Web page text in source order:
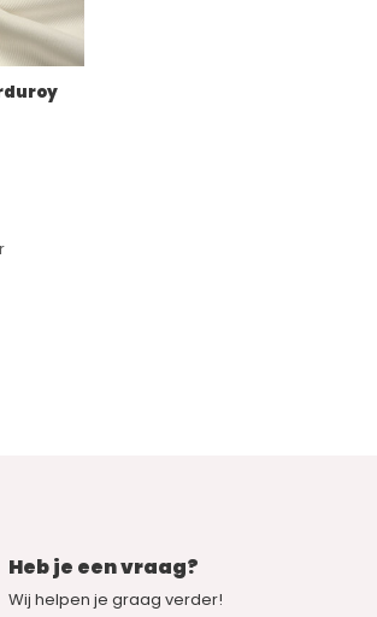
Heb je een vraag?
Wij helpen je graag verder!